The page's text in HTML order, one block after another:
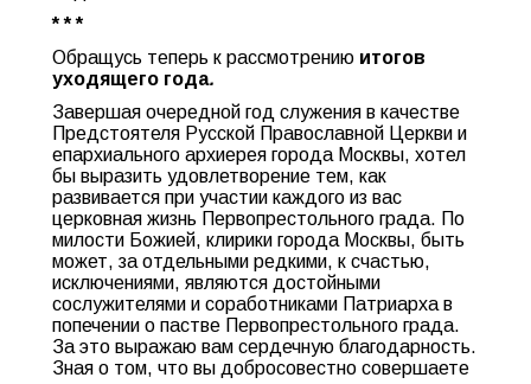
* * *
Обращусь теперь к рассмотрению итогов
уходящего года.
Завершая очередной год служения в качестве
Предстоятеля Русской Православной Церкви и
епархиального архиерея города Москвы, хотел
бы выразить удовлетворение тем, как
развивается при участии каждого из вас
церковная жизнь Первопрестольного града. По
милости Божией, клирики города Москвы, быть
может, за отдельными редкими, к счастью,
исключениями, являются достойными
сослужителями и соработниками Патриарха в
попечении о пастве Первопрестольного града.
За это выражаю вам сердечную благодарность.
Зная о том, что вы добросовестно совершаете